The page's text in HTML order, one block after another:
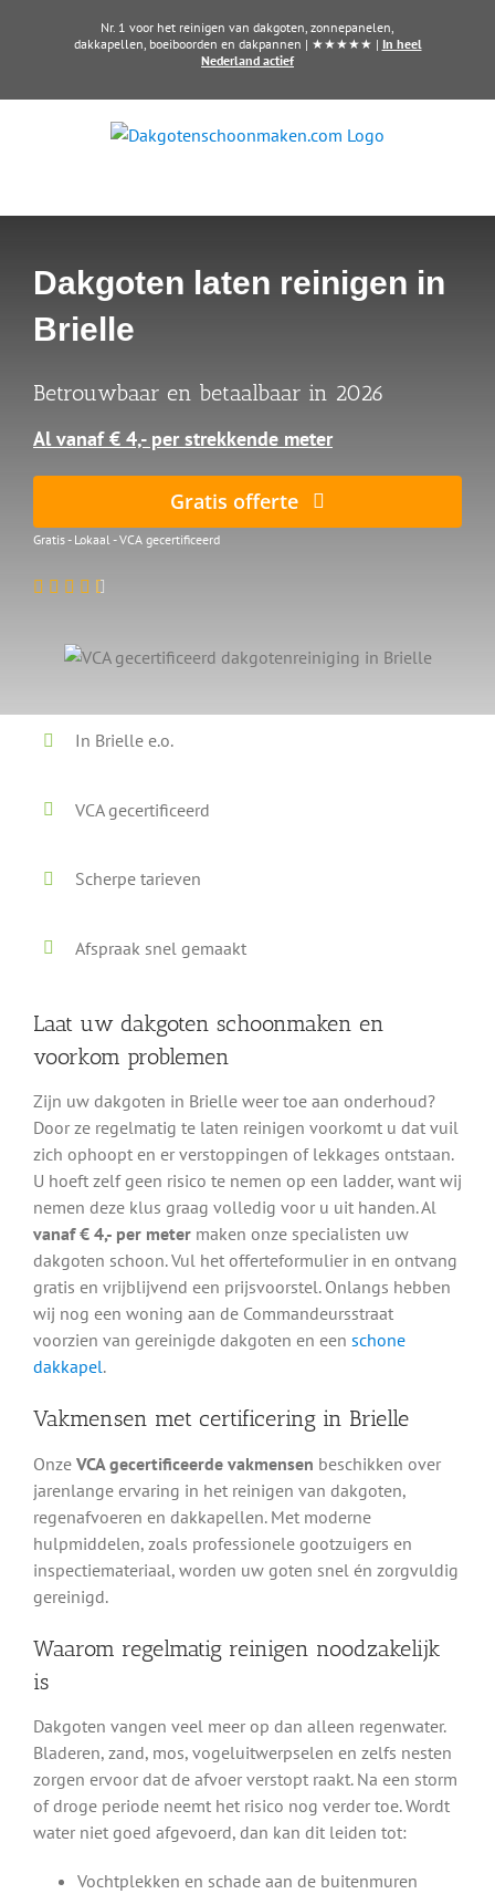
Nr. 1 voor het reinigen van dakgoten, zonnepanelen,
dakkapellen, boeiboorden en dakpannen | ★★★★★ | In heel
Nederland actief
Dakgoten laten reinigen in
Brielle
Betrouwbaar en betaalbaar in 2026
Al vanaf € 4,- per strekkende meter
Gratis offerte
Gratis - Lokaal - VCA gecertificeerd
In Brielle e.o.
VCA gecertificeerd
Scherpe tarieven
Afspraak snel gemaakt
Laat uw dakgoten schoonmaken en
voorkom problemen
Zijn uw dakgoten in Brielle weer toe aan onderhoud?
Door ze regelmatig te laten reinigen voorkomt u dat vuil
zich ophoopt en er verstoppingen of lekkages ontstaan.
U hoeft zelf geen risico te nemen op een ladder, want wij
nemen deze klus graag volledig voor u uit handen. Al
vanaf € 4,- per metermaken onze specialisten uw
dakgoten schoon. Vul het offerteformulier in en ontvang
gratis en vrijblijvend een prijsvoorstel. Onlangs hebben
wij nog een woning aan de Commandeursstraat
voorzien van gereinigde dakgoten en een schone
dakkapel.
Vakmensen met certificering in Brielle
Onze VCA gecertificeerde vakmensen beschikken over
jarenlange ervaring in het reinigen van dakgoten,
regenafvoeren en dakkapellen. Met moderne
hulpmiddelen, zoals professionele gootzuigers en
inspectiemateriaal, worden uw goten snel én zorgvuldig
gereinigd.
Waarom regelmatig reinigen noodzakelijk
is
Dakgoten vangen veel meer op dan alleen regenwater.
Bladeren, zand, mos, vogeluitwerpselen en zelfs nesten
zorgen ervoor dat de afvoer verstopt raakt. Na een storm
of droge periode neemt het risico nog verder toe. Wordt
water niet goed afgevoerd, dan kan dit leiden tot:
Vochtplekken en schade aan de buitenmuren